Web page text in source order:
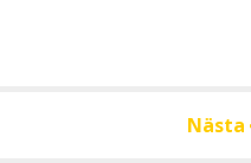
Nästa